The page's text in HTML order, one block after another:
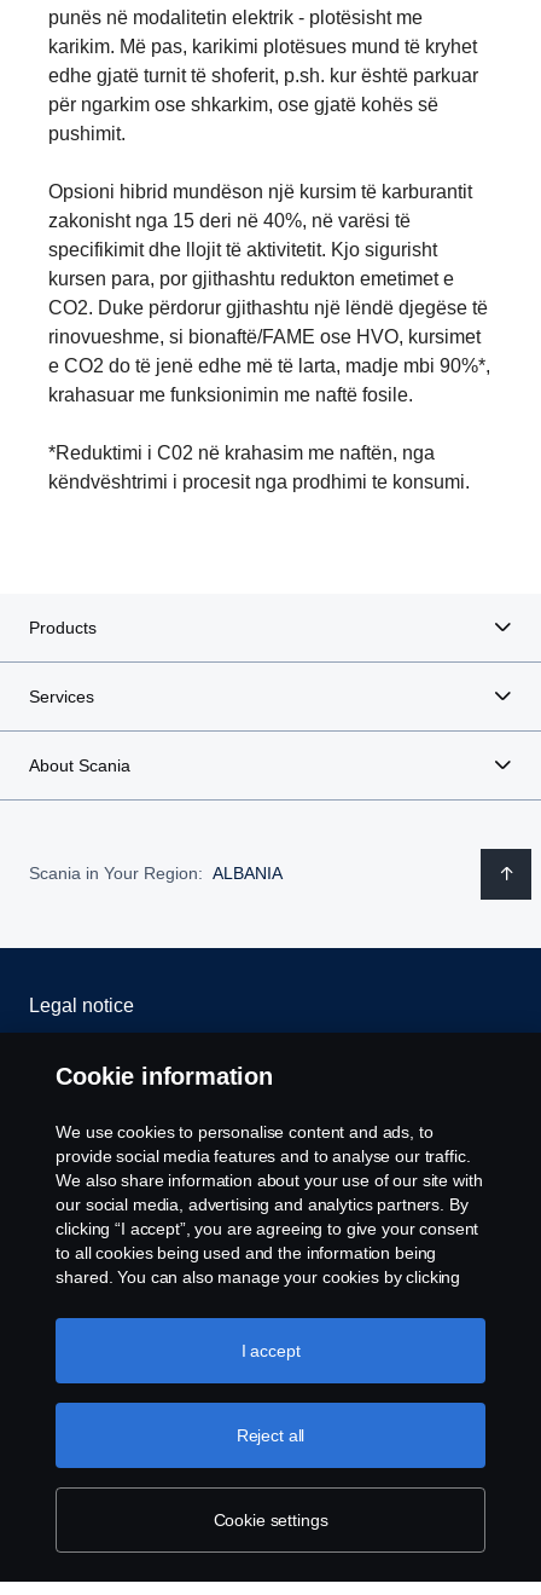
punës në modalitetin elektrik - plotësisht me
karikim. Më pas, karikimi plotësues mund të kryhet
edhe gjatë turnit të shoferit, p.sh. kur është parkuar
për ngarkim ose shkarkim, ose gjatë kohës së
pushimit.
Opsioni hibrid mundëson një kursim të karburantit
zakonisht nga 15 deri në 40%, në varësi të
specifikimit dhe llojit të aktivitetit. Kjo sigurisht
kursen para, por gjithashtu redukton emetimet e
CO2. Duke përdorur gjithashtu një lëndë djegëse të
rinovueshme, si bionaftë/FAME ose HVO, kursimet
e CO2 do të jenë edhe më të larta, madje mbi 90%*,
krahasuar me funksionimin me naftë fosile.
*Reduktimi i C02 në krahasim me naftën, nga
këndvështrimi i procesit nga prodhimi te konsumi.
Sistemet e sigurisë për të ardhmen
Products
Services
About Scania
Scania in Your Region: ALBANIA
Legal notice
Privacy statement
Cookies
Contact us
Cookie settings
© Copyright Scania 2025 All rights reserved. Scania
CV AB (publ), SE-151 87 Södertälje, Sweden, Tel:
+46-8-55 38 10 00, Fax: +46-8-55 38 10 37.
Cookie information
We use cookies to personalise content and ads, to
provide social media features and to analyse our traffic.
We also share information about your use of our site with
our social media, advertising and analytics partners. By
clicking “I accept”, you are agreeing to give your consent
to all cookies being used and the information being
shared. You can also manage your cookies by clicking
like to accept. For a more detailed explanation of how we
use cookies, please visit our cookies section, which you
Cookie settings
Reject all
I accept